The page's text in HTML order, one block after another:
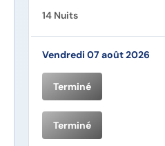
14 Nuits
Vendredi 07 août 2026
Terminé
Terminé